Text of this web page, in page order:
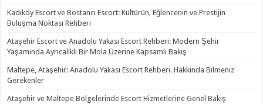
Kadıköy Escort ve Bostancı Escort: Kültürün, Eğlencenin ve Prestijin
Buluşma Noktası Rehberi
Ataşehir Escort ve Anadolu Yakası Escort Rehberi: Modern Şehir
Yaşamında Ayrıcalıklı Bir Mola Üzerine Kapsamlı Bakış
Maltepe, Ataşehir: Anadolu Yakası Escort Rehberi. Hakkında Bilmeniz
Gerekenler
Ataşehir ve Maltepe Bölgelerinde Escort Hizmetlerine Genel Bakış